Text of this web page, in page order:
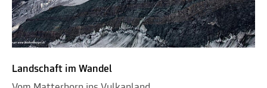
Landschaft im Wandel